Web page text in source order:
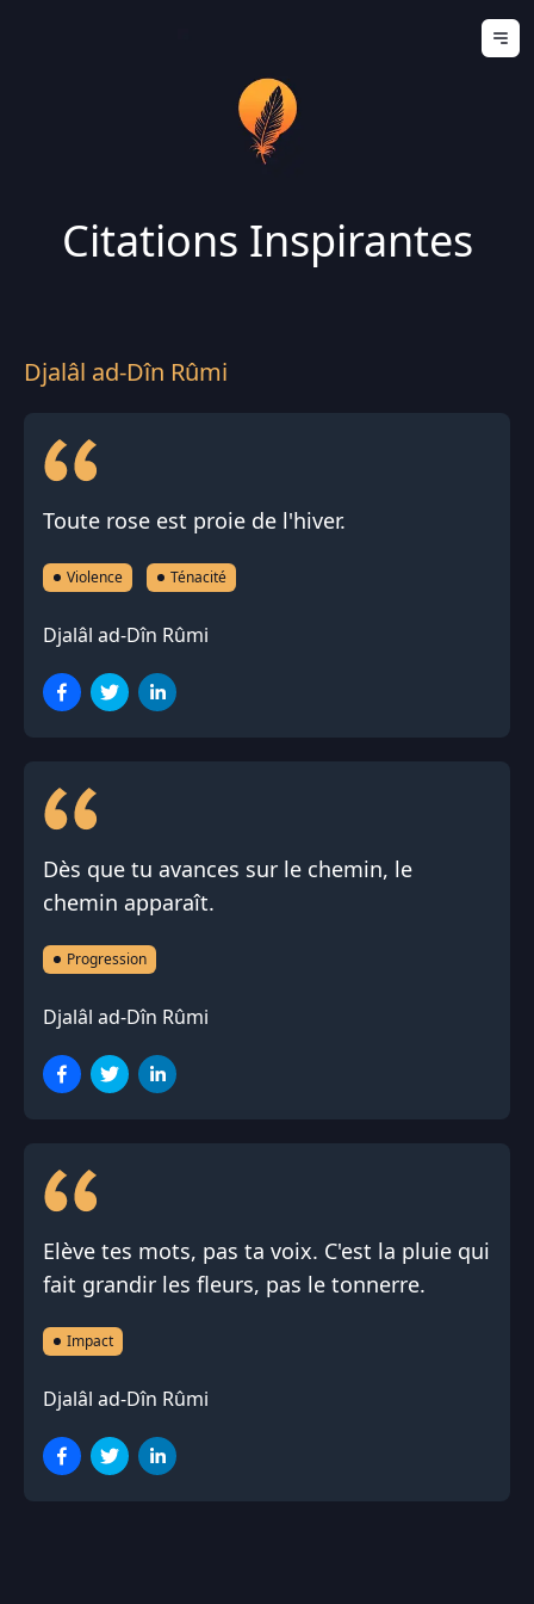
Citations Inspirantes
Djalâl ad-Dîn Rûmi
Toute rose est proie de l'hiver.
Violence Ténacité
Djalâl ad-Dîn Rûmi
Dès que tu avances sur le chemin, le
chemin apparaît.
Progression
Djalâl ad-Dîn Rûmi
Elève tes mots, pas ta voix. C'est la pluie qui
fait grandir les fleurs, pas le tonnerre.
Impact
Djalâl ad-Dîn Rûmi